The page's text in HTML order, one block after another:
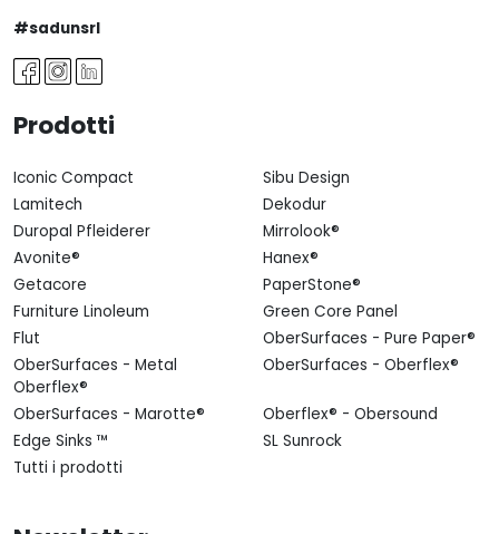
#sadunsrl
Prodotti
Iconic Compact
Sibu Design
Lamitech
Dekodur
Duropal Pfleiderer
Mirrolook®
Avonite®
Hanex®
Getacore
PaperStone®
Furniture Linoleum
Green Core Panel
Flut
OberSurfaces - Pure Paper®
OberSurfaces - Metal
Oberflex®
OberSurfaces - Oberflex®
OberSurfaces - Marotte®
Oberflex® - Obersound
Edge Sinks ™
SL Sunrock
Tutti i prodotti